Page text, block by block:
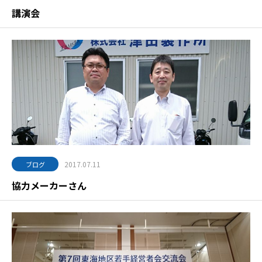
講演会
ブログ 2017.07.11
協力メーカーさん